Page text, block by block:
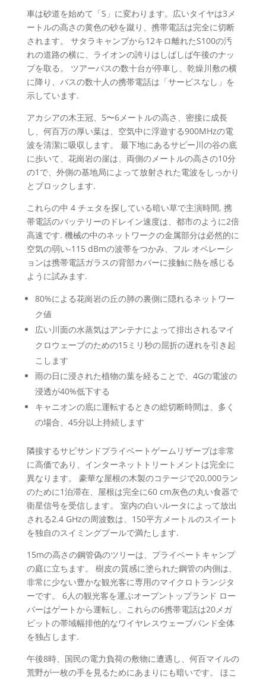
車は砂道を始めて「S」に変わります。広いタイヤは3メ
ートルの高さの黄色の砂を蹴り、携帯電話は完全に切断
されます。 サタラキャンプから12キロ離れたS100の汚
れの道路の横に、ライオンの誇りはしばしば午後のナッ
プを取る。 ツアーバスの数十台が停車し、乾燥川敷の横
に降り、バスの数十人の携帯電話は「サービスなし」を
示しています.
アカシアの木王冠、5〜6メートルの高さ、密接に成長
し、何百万の厚い葉は、空気中に浮遊する900MHzの電
波を清潔に吸収します。 最下地にあるサビー川の谷の底
に歩いて、花崗岩の崖は、両側のメートルの高さの10分
の1で、外側の基地局によって放射された電波をしっかり
とブロックします.
これらの中 4 チェタを探している暗い草で主演時間, 携
帯電話のバッテリーのドレイン速度は、都市のように2倍
高速です. 機械の中のネットワークの金属部分は必然的に
空気の弱い-115 dBmの波帯をつかみ、フル オペレーシ
ョンは携帯電話ガラスの背部カバーに接触に熱を感じる
ように試みます.
80%による花崗岩の丘の肺の裏側に隠れるネットワー
ク値
広い川面の水蒸気はアンテナによって排出されるマイ
クロウェーブのための15ミリ秒の屈折の遅れを引き起
こします
雨の日に浸された植物の葉を経ることで、4Gの電波の
浸透が40%低下する
キャニオンの底に運転するときの総切断時間は、多く
の場合、45分以上持続します
隣接するサビサンドプライベートゲームリザーブは非常
に高価であり、インターネットトリートメントは完全に
異なります。 豪華な屋根の木製のコテージで20,000ラン
のために1泊滞在、屋根は完全に60 cm灰色の丸い食器で
衛星信号を受信します。 室内の白いルータによって放出
される2.4 GHzの周波数は、150平方メートルのスイート
を独自のスイミングプールで満たします.
15mの高さの鋼管偽のツリーは、プライベートキャンプ
の庭に立ちます。 樹皮の質感に塗られた鋼管の内側は、
非常に少ない豊かな観光客に専用のマイクロトランジタ
ーです。 6人の観光客を運ぶオープントップランド ロー
バーはゲートから運転し、これらの6携帯電話は20メガ
ビットの帯域幅排他的なワイヤレスウェーブバンド全体
を独占します.
午後8時、国民の電力負荷の敷物に遭遇し、何百マイルの
荒野が一枚の手を見るためにあまりにも暗いです。 ほこ